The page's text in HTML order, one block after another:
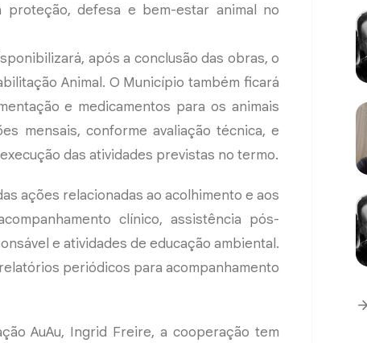
proteção, defesa e bem-estar animal no
após a conclusão das obras, o
Animal. O Município também ficará
e medicamentos para os animais
mensais, conforme avaliação técnica, e
das atividades previstas no termo.
ações relacionadas ao acolhimento e aos
clínico, assistência pós-
e atividades de educação ambiental.
periódicos para acompanhamento
AuAu, Ingrid Freire, a cooperação tem